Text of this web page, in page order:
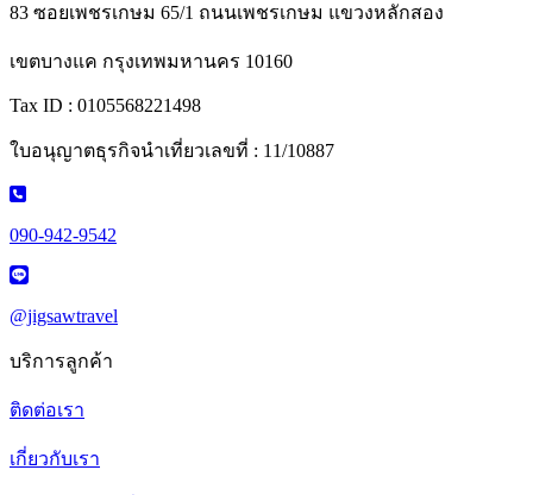
83 ซอยเพชรเกษม 65/1 ถนนเพชรเกษม แขวงหลักสอง
เขตบางแค กรุงเทพมหานคร 10160
Tax ID : 0105568221498
ใบอนุญาตธุรกิจนำเที่ยวเลขที่ : 11/10887
090-942-9542
@jigsawtravel
บริการลูกค้า
ติดต่อเรา
เกี่ยวกับเรา